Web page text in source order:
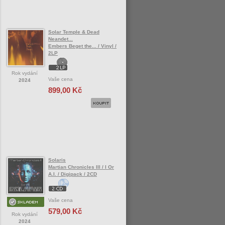
Rok vydání
2024
Solar Temple & Dead
Neandet...
Embers Beget the... / Vinyl /
2LP
Vaše cena
899,00 Kč
Rok vydání
2024
Solaris
Martian Chronicles III / I Or
A.I. / Digipack / 2CD
Vaše cena
579,00 Kč